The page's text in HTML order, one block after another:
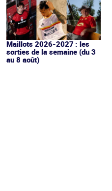
Maillots 2026-2027 : les
sorties de la semaine (du 3
au 8 août)